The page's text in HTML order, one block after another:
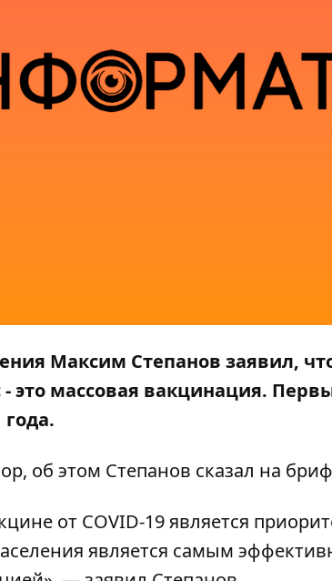
Максим Степанов заявил,
- это массовая вакцинация.
, об этом Степанов сказал на
от COVID-19 является
является самым